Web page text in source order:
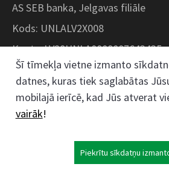
AS SEB banka, Jelgavas filiāle
Kods: UNLALV2X008
Konts: LV28UNLA0008007643435
Kokaudzētavas iela 1,
pagasts, Jelgavas novads,
Šī tīmekļa vietne izmanto
datnes, kuras tiek saglabātas
mobilajā ierīcē, kad Jūs atverat
vairāk!
Piekrītu sīkdatņu